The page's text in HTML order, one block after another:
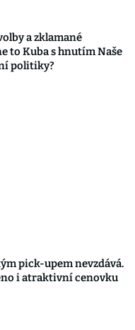
a zklamané
to Kuba s hnutím Naše
politiky?
pick-upem nevzdává.
i atraktivní cenovku